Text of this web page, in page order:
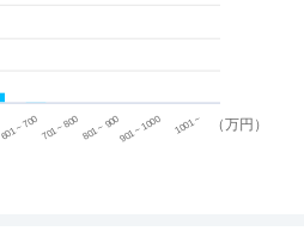
（万円）
601 ~ 700701 ~ 800801 ~ 900901 ~ 1000 1001 ~